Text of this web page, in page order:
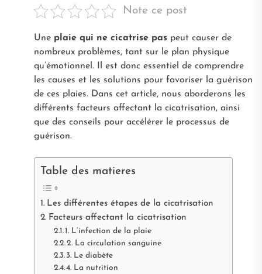
Note ce post
Une plaie qui ne cicatrise paspeut causer de
nombreux problèmes, tant sur le plan physique
qu’émotionnel. Il est donc essentiel de comprendre
les causes et les solutions pour favoriser la guérison
de ces plaies. Dans cet article, nous aborderons les
différents facteurs affectant la cicatrisation, ainsi
que des conseils pour accélérer le processus de
guérison.
Table des matieres
Les différentes étapes de la cicatrisation
Facteurs affectant la cicatrisation
1. L’infection de la plaie
2. La circulation sanguine
3. Le diabète
4. La nutrition